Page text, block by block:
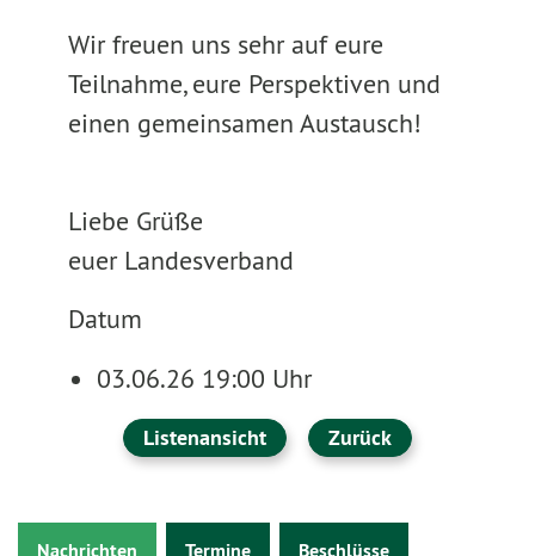
Wir freuen uns sehr auf eure
Teilnahme, eure Perspektiven und
einen gemeinsamen Austausch!
Liebe Grüße
euer Landesverband
Datum
03.06.26 19:00 Uhr
Listenansicht Zurück
Nachrichten Termine Beschlüsse